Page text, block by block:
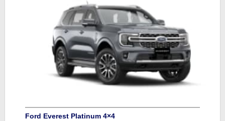
Ford Everest Platinum 4×4